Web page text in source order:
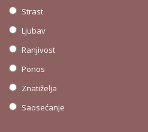
Strast
Ljubav
Ranjivost
Ponos
Znatiželja
Saosećanje